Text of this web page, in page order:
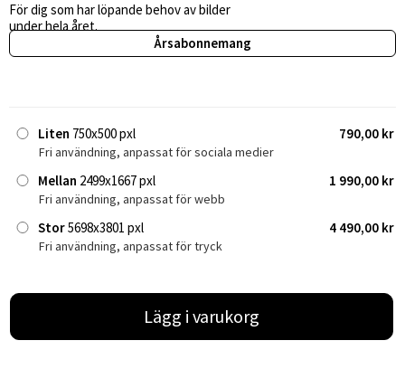
För dig som har löpande behov av bilder
under hela året.
Årsabonnemang
Liten 750x500 pxl 790,00 kr
Fri användning, anpassat för sociala medier
Mellan 2499x1667 pxl 1 990,00 kr
Fri användning, anpassat för webb
Stor5698x3801 pxl 4 490,00 kr
Fri användning, anpassat för tryck
Lägg i varukorg